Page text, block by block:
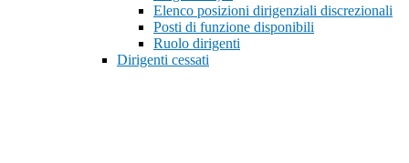
Elenco posizioni dirigenziali discrezionali
Posti di funzione disponibili
Ruolo dirigenti
Dirigenti cessati